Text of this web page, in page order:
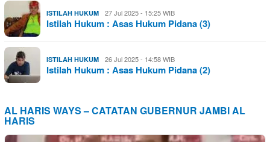
ISTILAH HUKUM 27 Jul 2025 - 15:25 WIB
Istilah Hukum : Asas Hukum Pidana (3)
ISTILAH HUKUM 26 Jul 2025 - 14:58 WIB
Istilah Hukum : Asas Hukum Pidana (2)
AL HARIS WAYS – CATATAN GUBERNUR JAMBI AL
HARIS